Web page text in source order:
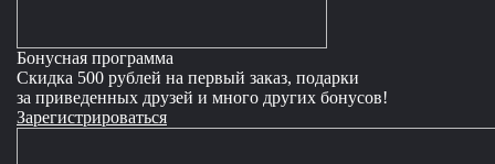
Бонусная программа
Скидка 500 рублей на первый заказ, подарки
за приведенных друзей и много других бонусов!
Зарегистрироваться